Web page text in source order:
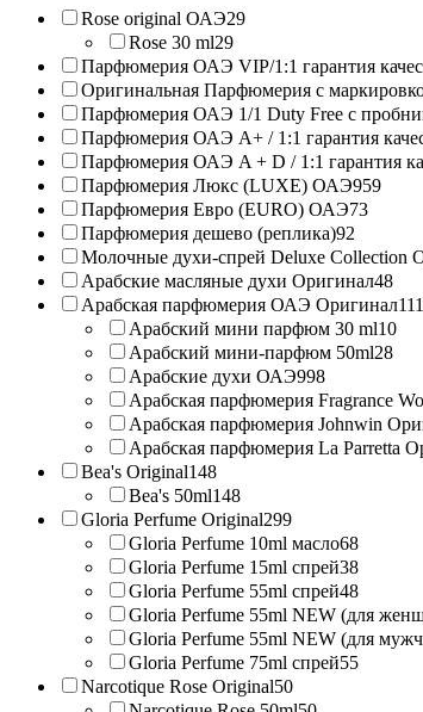
Rose original ОАЭ29
Rose 30 ml29
Парфюмерия ОАЭ VIP/1:1 гарантия
Оригинальная Парфюмерия с
Парфюмерия ОАЭ 1/1 Duty Free с
Парфюмерия ОАЭ A+ / 1:1 гарантия
Парфюмерия ОАЭ A + D / 1:1 гарантия
Парфюмерия Люкс (LUXE) ОАЭ959
Парфюмерия Евро (EURO) ОАЭ73
Парфюмерия дешево (реплика)92
Молочные духи-спрей Deluxe Collection
Арабские масляные духи Оригинал48
Арабская парфюмерия ОАЭ Оригинал
Арабский мини парфюм 30 ml10
Арабский мини-парфюм 50ml28
Арабские духи ОАЭ998
Арабская парфюмерия Fragrance
Арабская парфюмерия Johnwin
Арабская парфюмерия La Parretta
Bea's Original148
Bea's 50ml148
Gloria Perfume Original299
Gloria Perfume 10ml масло68
Gloria Perfume 15ml спрей38
Gloria Perfume 55ml спрей48
Gloria Perfume 55ml NEW (для
Gloria Perfume 55ml NEW (для
Gloria Perfume 75ml спрей55
Narcotique Rose Original50